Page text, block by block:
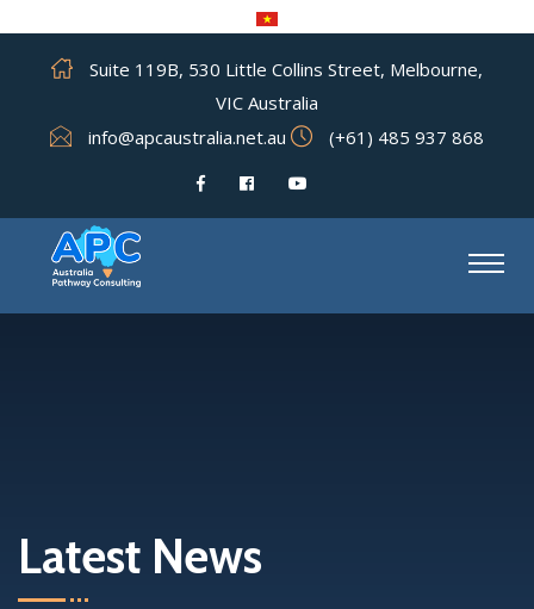
Suite 119B, 530 Little Collins Street, Melbourne,
VIC Australia
info@apcaustralia.net.au
(+61) 485 937 868
Latest News